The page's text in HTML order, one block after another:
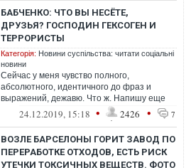
БАБЧЕНКО: ЧТО ВЫ НЕСЁТЕ,
ДРУЗЬЯ? ГОСПОДИН ГЕКСОГЕН И
ТЕРРОРИСТЫ
Категорія: Новини суспільства: читати соціальні
новини
Сейчас у меня чувство полного,
абсолютного, идентичного до фраз и
выражений, дежавю. Что ж. Напишу еще
24.12.2019, 15:18 • 2426 • 7
ВОЗЛЕ БАРСЕЛОНЫ ГОРИТ ЗАВОД ПО
ПЕРЕРАБОТКЕ ОТХОДОВ, ЕСТЬ РИСК
УТЕЧКИ ТОКСИЧНЫХ ВЕЩЕСТВ. ФОТО